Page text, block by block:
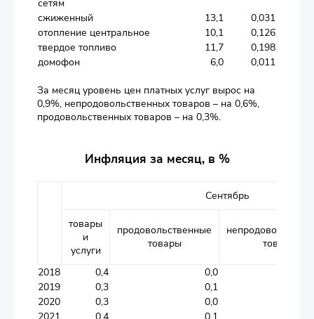
сетям
сжиженный 13,1
0,031
отопление центральное
10,1
0,126
твердое топливо
11,7
0,198
домофон
6,0 0,011
За месяц уровень цен платных услуг вырос на
0,9%, непродовольственных товаров – на 0,6%,
продовольственных товаров – на 0,3%.
Инфляция за месяц, в %
Сентябрь
товары
и
услуги
продовольственные
товары
товары
2018 0,4
0,0
2019
0,3
0,1
2020
0,3
0,0